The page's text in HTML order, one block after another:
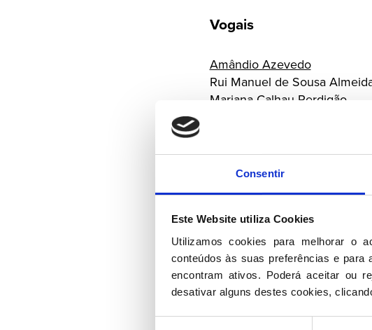
Consentir
Este Website utiliza Cookies
Utilizamos cookies para melhorar o
conteúdos às suas preferências e
encontram ativos. Poderá aceitar ou
desativar alguns destes cookies,
Vogais
Amândio Azevedo
Rui Manuel de Sousa
Mariana Calhau Perdigão
Ângelo Correia
Leonor Beleza
Albano José Garrido Paes de
Vitor Pereira Crespo
Conselho de
Presidente